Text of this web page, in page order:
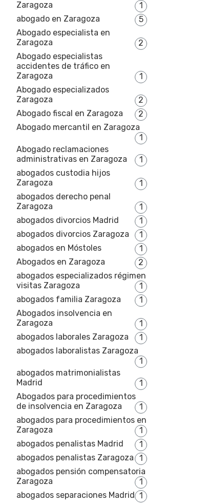
Zaragoza
1
abogado en Zaragoza
5
Abogado especialista en
Zaragoza
2
Abogado especialistas
accidentes de tráfico en
Zaragoza
1
Abogado especializados
Zaragoza
2
Abogado fiscal en Zaragoza
2
Abogado mercantil en Zaragoza
1
Abogado reclamaciones
administrativas en Zaragoza
1
abogados custodia hijos
Zaragoza
1
abogados derecho penal
Zaragoza
1
abogados divorcios Madrid
1
abogados divorcios Zaragoza
1
abogados en Móstoles
1
Abogados en Zaragoza
2
abogados especializados régimen
visitas Zaragoza
1
abogados familia Zaragoza
1
Abogados insolvencia en
Zaragoza
1
abogados laborales Zaragoza
1
abogados laboralistas Zaragoza
1
abogados matrimonialistas
Madrid
1
Abogados para procedimientos
de insolvencia en Zaragoza
1
abogados para procedimientos en
Zaragoza
1
abogados penalistas Madrid
1
abogados penalistas Zaragoza
1
abogados pensión compensatoria
Zaragoza
1
abogados separaciones Madrid 1